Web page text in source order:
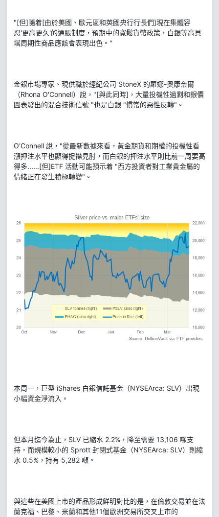
"[但]隨着[由於美國、歐元區和英國央行行長們]現在集體容
忍'更高更久'的通脹制度，預期中的寬鬆貨幣政策，白銀等高貝
塔周期性商品應該會表現出色。"
金銀市場專家、現供職於經紀公司 StoneX 的羅娜-奧康奈爾
（Rhona O'Connell）說，"[與此同時]，大量投機性過剩和銀價
圖表發出的混合技術信號 "也是白銀 "慣常的惡性反轉"。
O'Connell 說，"從最新數據來看，黃金期貨和期權的投機性看
漲押注水平也顯得捉襟見肘，而白銀的押注水平則比前一周要高
得多......[但]ETF 活動可能預示着 "西方投資者對工業貴金屬的
情緒正在發生積極轉變"。
本周一，巨型 iShares 白銀信託基金（NYSEArca: SLV）出現
小幅資金淨流入。
但本月迄今為止，SLV 已縮水 2.2%，降至需要 13,106 噸支
持，而規模較小的 Sprott 封閉式基金（NYSEArca: SLV）則縮
水 0.5%，持有 5,282 噸。
與這些在美國上市的產品形成鮮明對比的是，在倫敦交易並在法
蘭克福、巴黎、米蘭和其他11個歐洲交易所交叉上市的